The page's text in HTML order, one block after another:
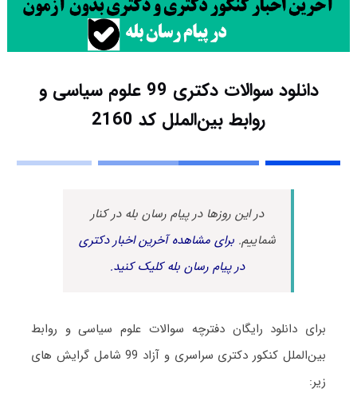
دانلود سوالات دکتری 99 علوم سیاسی و
روابط بین‌الملل کد 2160
در این روزها در پیام رسان بله در کنار
شماییم.برای مشاهده آخرین اخبار دکتری
در پیام رسان بله کلیک کنید.
برای دانلود رایگان دفترچه سوالات علوم سیاسی و روابط
بین‌الملل کنکور دکتری سراسری و آزاد 99 شامل گرایش های‌
زیر: